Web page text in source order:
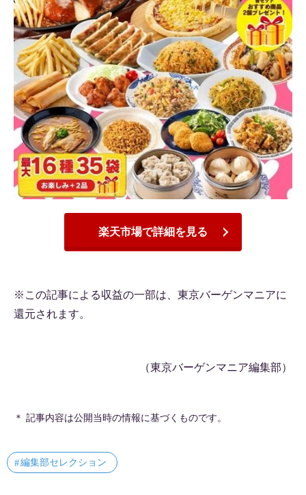
楽天市場で詳細を見る
※この記事による収益の一部は、東京バーゲンマニアに
還元されます。
（東京バーゲンマニア編集部）
＊ 記事内容は公開当時の情報に基づくものです。
編集部セレクション